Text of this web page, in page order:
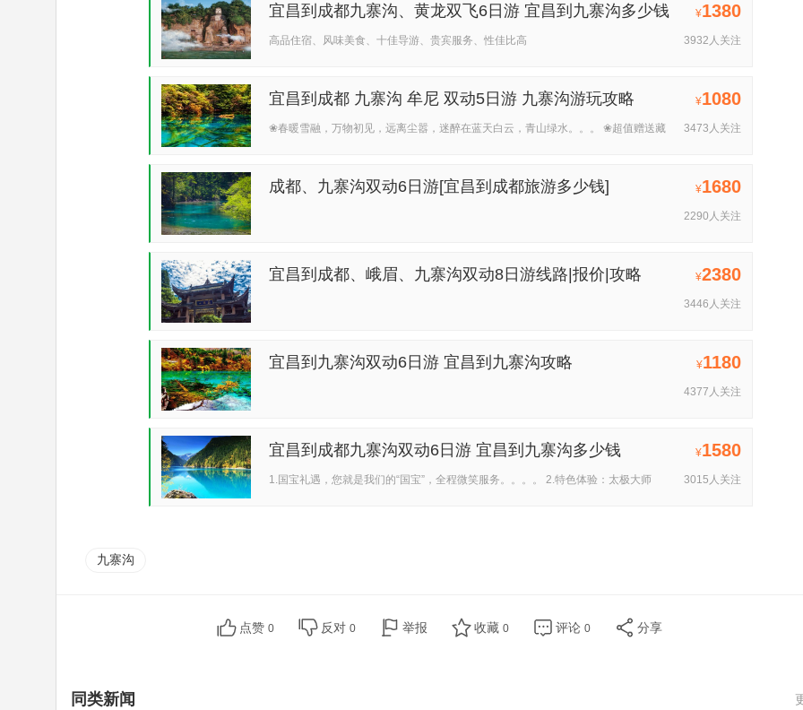
¥1380
宜昌到成都九寨沟、黄龙双飞6日游 宜昌到九寨沟多少钱
3932人关注
高品住宿、风味美食、十佳导游、贵宾服务、性佳比高
¥1080
宜昌到成都 九寨沟 牟尼 双动5日游 九寨沟游玩攻略
3473人关注
❀春暖雪融，万物初见，远离尘嚣，迷醉在蓝天白云，青山绿水。。。 ❀超值赠送藏
¥1680
成都、九寨沟双动6日游[宜昌到成都旅游多少钱]
2290人关注
¥2380
宜昌到成都、峨眉、九寨沟双动8日游线路|报价|攻略
3446人关注
¥1180
宜昌到九寨沟双动6日游 宜昌到九寨沟攻略
4377人关注
¥1580
宜昌到成都九寨沟双动6日游 宜昌到九寨沟多少钱
3015人关注
1.国宝礼遇，您就是我们的“国宝”，全程微笑服务。。。。 2.特色体验：太极大师
九寨沟
点赞 0 反对 0 举报 收藏 0 评论 0 分享
同类新闻